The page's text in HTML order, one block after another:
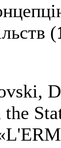
(
the